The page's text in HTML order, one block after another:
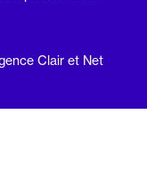
Clair et Net